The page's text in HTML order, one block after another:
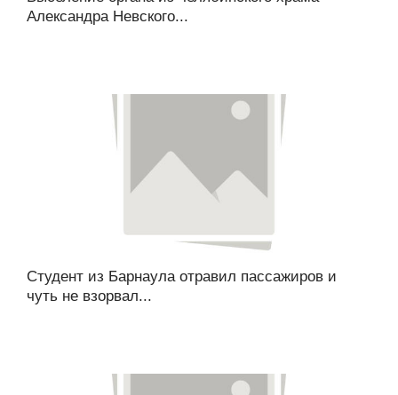
Александра Невского...
Студент из Барнаула отравил пассажиров и
чуть не взорвал...